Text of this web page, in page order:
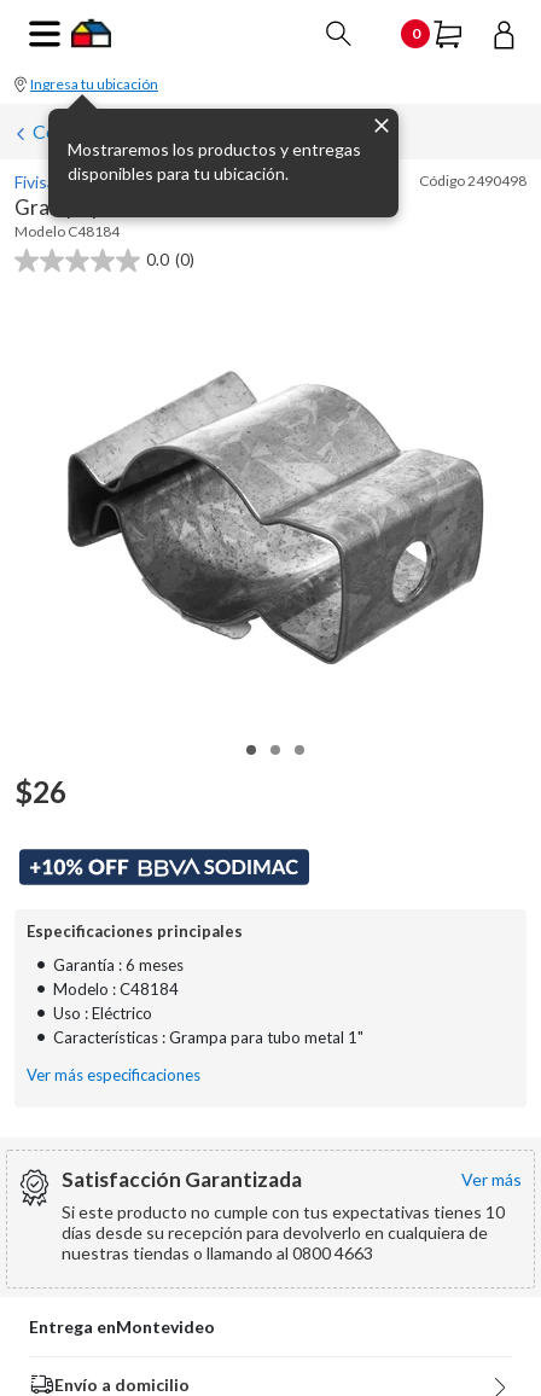
0
Ingresa tu ubicación
Mostraremos los productos y entregas
disponibles para tu ubicación.
Conectores, grampas y terminales
Fivisa Código2490498
Grampa para tubo metal 1"
Modelo C48184
0.0 (0)
0.0
$26
Especificaciones principales
• Garantía : 6 meses
• Modelo : C48184
• Uso : Eléctrico
• Características : Grampa para tubo metal 1"
Ver más especificaciones
Satisfacción Garantizada
ver más
Si este producto no cumple con tus expectativas tienes 10
días desde su recepción para devolverlo en cualquiera de
nuestras tiendas o llamando al 0800 4663
Entrega enMontevideo
Envío a domicilio